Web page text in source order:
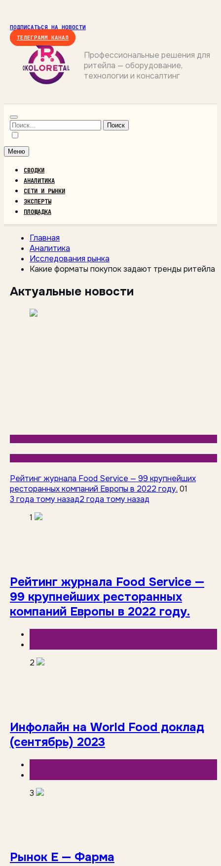
содержимому
ПОДПИСАТЬСЯ НА НОВОСТИ
ТЕЛЕГРАММ КАНАЛ
ОКОЛОРИТЕЙЛ
Профессиональные решения для
ритейла — оборудование,
технологии и консалтинг
Найти:
Меню
СВОДКИ
АНАЛИТИКА
СЕТИ И РЫНКИ
ЭКСПЕРТЫ
ПЛОЩАДКА
Главная
Аналитика
Исследования рынка
Какие форматы покупок задают тренды ритейла
Актуальные новости
Рейтинг журнала Food Service — 99 крупнейших
ресторанных компаний Европы в 2022 году. 01
3 года тому назад2 года тому назад
1
Рейтинг журнала Food Service —
99 крупнейших ресторанных
компаний Европы в 2022 году.
2
Инфолайн на World Food доклад
(сентябрь) 2023
3
Рынок Е — Фарма